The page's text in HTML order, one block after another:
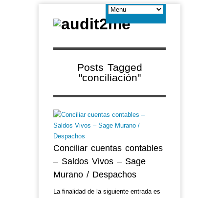
Posts Tagged
"conciliación"
Conciliar cuentas contables
– Saldos Vivos – Sage
Murano / Despachos
La finalidad de la siguiente entrada es